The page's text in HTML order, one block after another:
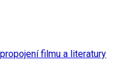
filmu a literatury